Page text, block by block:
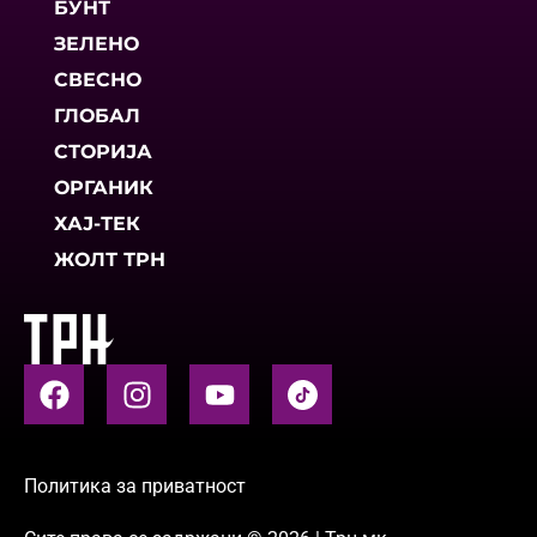
БУНТ
ЗЕЛЕНО
СВЕСНО
ГЛОБАЛ
СТОРИЈА
ОРГАНИК
ХАЈ-ТЕК
ЖОЛТ ТРН
Политика за приватност